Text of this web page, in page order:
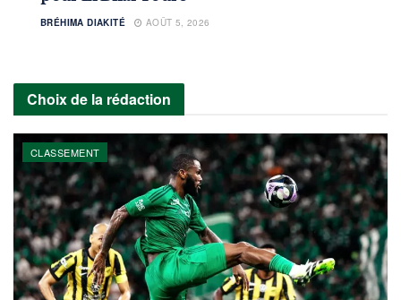
BRÉHIMA DIAKITÉ AOÛT 5, 2026
Choix de la rédaction
CLASSEMENT